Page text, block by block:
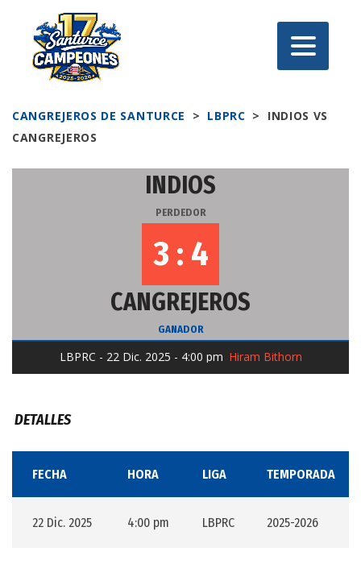
CANGREJEROS DE SANTURCE > LBPRC >
INDIOS VS
CANGREJEROS
INDIOS
3 : 4
CANGREJEROS
LBPRC - 22 Dic. 2025 - 4:00 pm Hiram Bithorn
DETALLES
FECHA HORA LIGA TEMPORADA
22 Dic. 2025 4:00 pm LBPRC 2025-2026